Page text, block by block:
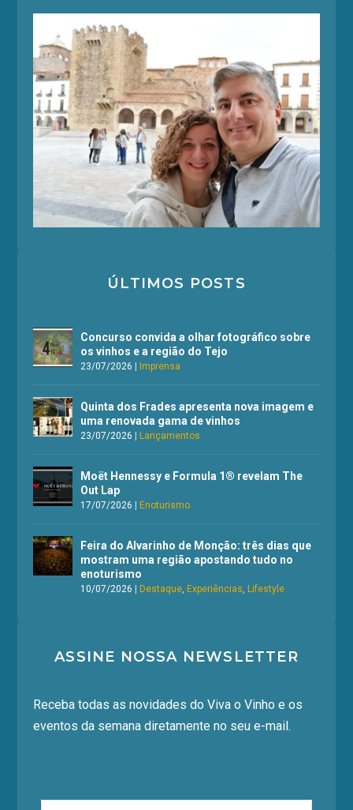
ÚLTIMOS POSTS
Concurso convida a olhar fotográfico sobre
os vinhos e a região do Tejo
23/07/2026 |Imprensa
Quinta dos Frades apresenta nova imagem e
uma renovada gama de vinhos
23/07/2026 |Lançamentos
Moët Hennessy e Formula 1® revelam The
Out Lap
17/07/2026 |Enoturismo
Feira do Alvarinho de Monção: três dias que
mostram uma região apostando tudo no
enoturismo
10/07/2026 |Destaque,Experiências,Lifestyle
ASSINE NOSSA NEWSLETTER
Receba todas as novidades do Viva o Vinho e os
eventos da semana diretamente no seu e-mail.